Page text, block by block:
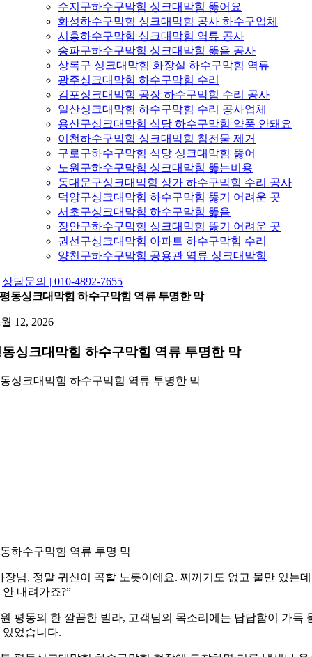
수지구하수구막힘 싱크대막힘 뚫어요
화성하수구막힘 싱크대막힘 공사 하수구업체
시흥하수구막힘 싱크대막힘 역류 공사
송파구하수구막힘 싱크대막힘 뚫음 공사
상록구 싱크대막힘 화장실 하수구막힘 역류
광주싱크대막힘 하수구막힘 수리
김포싱크대막힘 공장 하수구막힘 수리 공사
일산싱크대막힘 하수구막힘 수리 공사업체
용산구싱크대막힘 식당 하수구막힘 약품 안돼요
이천하수구막힘 싱크대막힘 침전물 제거
구로구하수구막힘 식당 싱크대막힘 뚫어
노원구하수구막힘 싱크대막힘 뚫는비용
동대문구싱크대막힘 상가 하수구막힘 수리 공사
덕양구싱크대막힘 하수구막힘 뚫기 어려운 곳
서초구싱크대막힘 하수구막힘 뚫음
장안구하수구막힘 싱크대막힘 뚫기 어려운 곳
권선구싱크대막힘 아파트 하수구막힘 수리
양천구하수구막힘 공용관 역류 싱크대막힘
상담문의 | 010-4892-7655
평동싱크대막힘 하수구막힘 역류 투명한 막
12, 2026
싱크대막힘 하수구막힘 역류 투명한 막
싱크대막힘 하수구막힘 역류 투명한 막
하수구막힘 역류 투명 막
장님, 정말 귀신이 곡할 노릇이에요. 찌꺼기도 없고 물만 있는데
안 내려가죠?”
평동의 한 깔끔한 빌라, 고객님의 목소리에는 답답함이 가득
있었습니다.